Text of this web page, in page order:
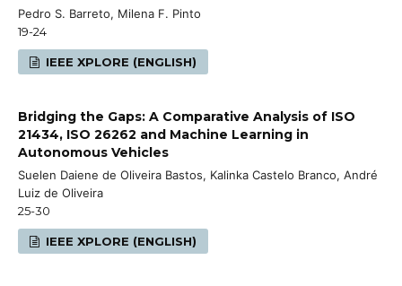
Pedro S. Barreto, Milena F. Pinto
19-24
IEEE XPLORE (ENGLISH)
Bridging the Gaps: A Comparative Analysis of ISO
21434, ISO 26262 and Machine Learning in
Autonomous Vehicles
Suelen Daiene de Oliveira Bastos, Kalinka Castelo Branco, André
Luiz de Oliveira
25-30
IEEE XPLORE (ENGLISH)